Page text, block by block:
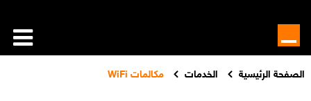
الصفحة الرئيسية الخدمات مكالمات WiFi